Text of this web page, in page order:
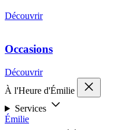
Découvrir
Occasions
Découvrir
À l'Heure d'Émilie
Services
Émilie